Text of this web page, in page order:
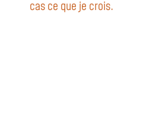
cas ce que je crois.